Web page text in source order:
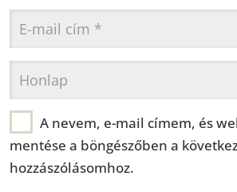
A nevem, e-mail címem, és
mentése a böngészőben a
hozzászólásomhoz.